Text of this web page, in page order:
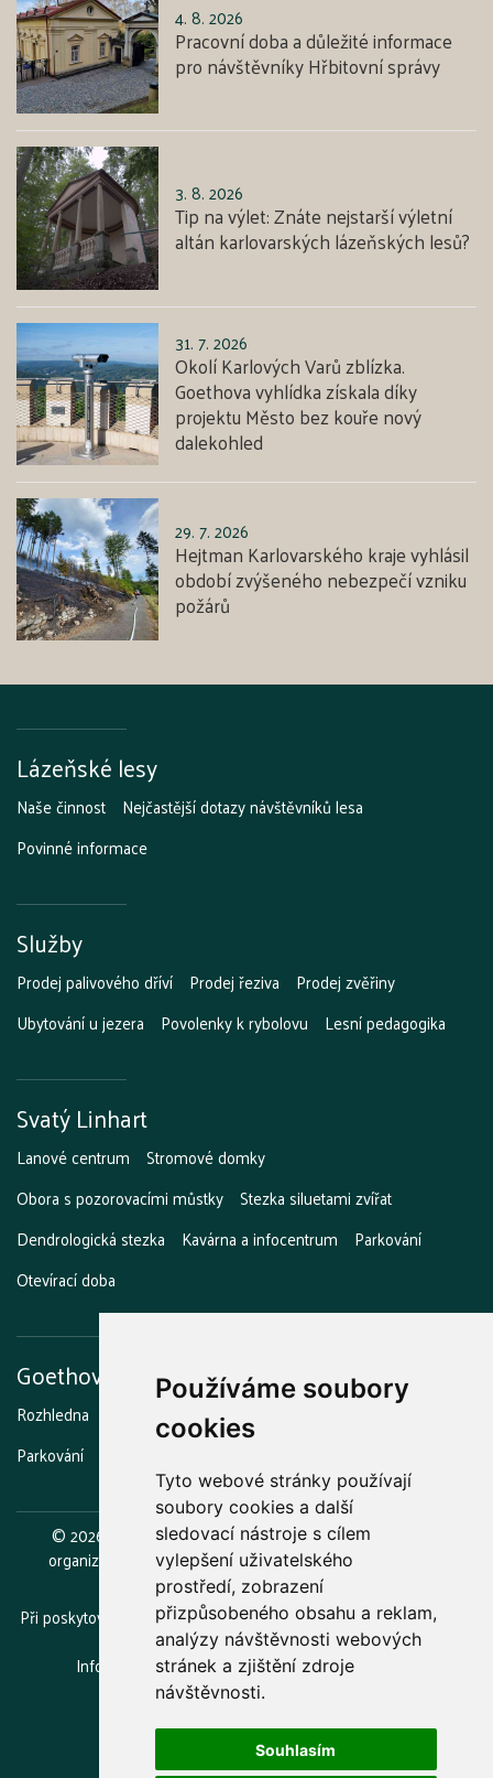
Používáme soubory
cookies
Tyto webové stránky používají
soubory cookies a další
sledovací nástroje s cílem
vylepšení uživatelského
prostředí, zobrazení
přizpůsobeného obsahu a reklam,
analýzy návštěvnosti webových
stránek a zjištění zdroje
návštěvnosti.
Souhlasím
4. 8. 2026
Pracovní doba a důležité informace
pro návštěvníky Hřbitovní správy
3. 8. 2026
Tip na výlet: Znáte nejstarší výletní
altán karlovarských lázeňských lesů?
31. 7. 2026
Okolí Karlových Varů zblízka.
Goethova vyhlídka získala díky
projektu Město bez kouře nový
dalekohled
29. 7. 2026
Hejtman Karlovarského kraje vyhlásil
období zvýšeného nebezpečí vzniku
požárů
Lázeňské lesy
Naše činnost Nejčastější dotazy návštěvníků lesa
Povinné informace
Služby
Prodej palivového dříví Prodej řeziva
Prodej zvěřiny
Ubytování u jezera
Povolenky k rybolovu Lesní pedagogika
Svatý Linhart
Lanové centrum Stromové domky
Obora s pozorovacími můstky Stezka siluetami zvířat
Dendrologická stezka
Kavárna a infocentrum
Parkování
Otevírací doba
Goethova vyhlídka
Rozhledna Stezka strašidel
Parkování
©2026
Lázeňské lesy a parky Karlovy Vary, příspěvková
organizace.
Zřizovatelem je statutární město Karlovy Vary.
Při poskytování služeb nám pomáhají soubory cookie. Používáním
webu vyjadřujete souhlas.
Informace o zpracovávání osobních údajů